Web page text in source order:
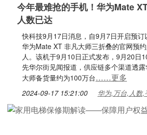
今年最难抢的手机！华为Mate
人数已达
快科技9月17日消息，自9月7日开启预订
华为Mate XT 非凡大师三折叠的官网预
人。该机于9月10日正式发布，9月20日
先华尔街见闻报道，供应链多个渠道透
大师备货量约为100万台……更多
2024-09-17 15:21:00 华为,万台,人数